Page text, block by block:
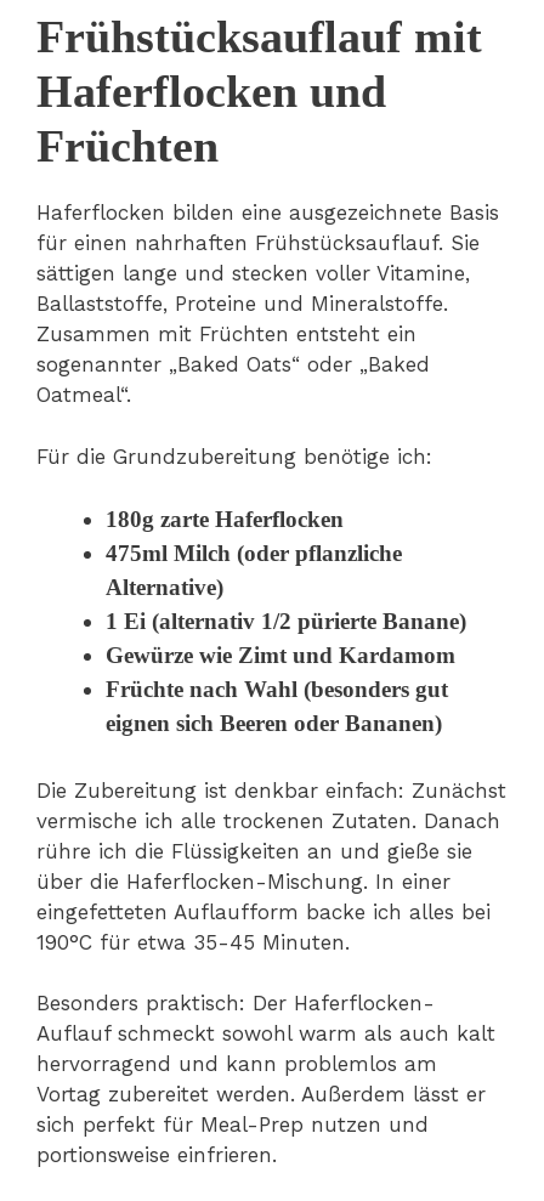
Frühstücksauflauf mit
Haferflocken und
Früchten
Haferflocken bilden eine ausgezeichnete Basis
für einen nahrhaften Frühstücksauflauf. Sie
sättigen lange und stecken voller Vitamine,
Ballaststoffe, Proteine und Mineralstoffe.
Zusammen mit Früchten entsteht ein
sogenannter „Baked Oats“ oder „Baked
Oatmeal“.
Für die Grundzubereitung benötige ich:
180g zarte Haferflocken
475ml Milch (oder pflanzliche
Alternative)
1 Ei (alternativ 1/2 pürierte Banane)
Gewürze wie Zimt und Kardamom
Früchte nach Wahl (besonders gut
eignen sich Beeren oder Bananen)
Die Zubereitung ist denkbar einfach: Zunächst
vermische ich alle trockenen Zutaten. Danach
rühre ich die Flüssigkeiten an und gieße sie
über die Haferflocken-Mischung. In einer
eingefetteten Auflaufform backe ich alles bei
190°C für etwa 35-45 Minuten.
Besonders praktisch: Der Haferflocken-
Auflauf schmeckt sowohl warm als auch kalt
hervorragend und kann problemlos am
Vortag zubereitet werden. Außerdem lässt er
sich perfekt für Meal-Prep nutzen und
portionsweise einfrieren.